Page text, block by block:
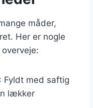
måder,
Her er nogle
: Fyldt med saftig
lækker